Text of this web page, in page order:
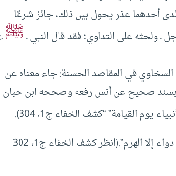
لدى أحدهما عذر يحول بين ذلك، جائز شرعًا
ـ ولحثه على التداوي؛ فقد قال النبي ـﷺـ:
السخاوي في المقاصد الحسنة: جاء معناه عن
الخفاء ج1، 318، وروي أحمد بسند صحيح عن أنس رفعه وصححه ابن حبان
يوم القيامة” “كشف الخفاء ج1، 304).
وقال: “يا عباد الله تداووا، فإن الله ما خلق داء إلا جعل له دواء إلا الهرم”.(انظر كشف الخفاء ج1، 302